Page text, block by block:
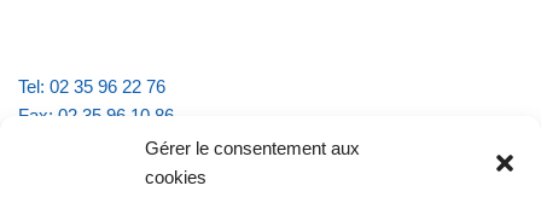
Gérer le consentement aux
cookies
Tel: 02 35 96 22 76
Fax: 02 35 96 10 86
Email : mairie.vattevillelarue@wanadoo.fr